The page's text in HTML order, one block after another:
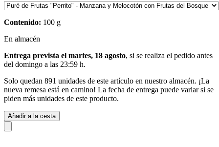
Contenido: 100 g
En almacén
Entrega prevista el martes, 18 agosto, si se realiza el pedido antes
del domingo a las 23:59 h.
Solo quedan 891 unidades de este artículo en nuestro almacén. ¡La
nueva remesa está en camino! La fecha de entrega puede variar si se
piden más unidades de este producto.
Añadir a la cesta